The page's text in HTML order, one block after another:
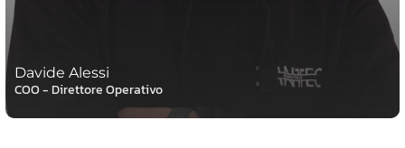
Davide Alessi
COO - Direttore Operativo